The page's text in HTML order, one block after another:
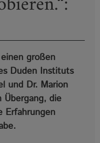
großen
Duden Instituts
und Dr. Marion
Übergang, die
Erfahrungen